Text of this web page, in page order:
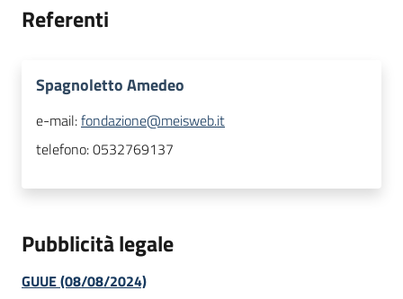
Referenti
Spagnoletto Amedeo
e-mail:fondazione@meisweb.it
telefono:0532769137
Pubblicità legale
GUUE (08/08/2024)